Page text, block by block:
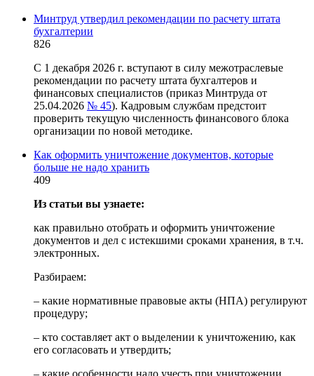
Минтруд утвердил рекомендации по расчету штата
бухгалтерии
826
С 1 декабря 2026 г. вступают в силу межотраслевые
рекомендации по расчету штата бухгалтеров и
финансовых специалистов (приказ Минтруда от
25.04.2026 № 45). Кадровым службам предстоит
проверить текущую численность финансового блока
организации по новой методике.
Как оформить уничтожение документов, которые
больше не надо хранить
409
Из статьи вы узнаете:
как правильно отобрать и оформить уничтожение
документов и дел с истекшими сроками хранения, в т.ч.
электронных.
Разбираем:
– какие нормативные правовые акты (НПА) регулируют
процедуру;
– кто составляет акт о выделении к уничтожению, как
его согласовать и утвердить;